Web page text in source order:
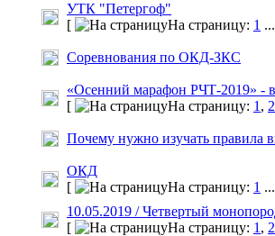
УТК "Петергоф"
[
На страницу: 1
Соревнования по ОКД-ЗКС
«Осенний марафон РЧТ-2019» -
[
На страницу: 1 , 2
Почему нужно изучать правила
ОКД
[
На страницу: 1
10.05.2019 / Четвертый
[
На страницу: 1 , 2